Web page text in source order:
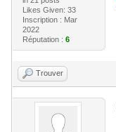
Likes Given: 33
Inscription : Mar
2022
Réputation : 6
Trouver